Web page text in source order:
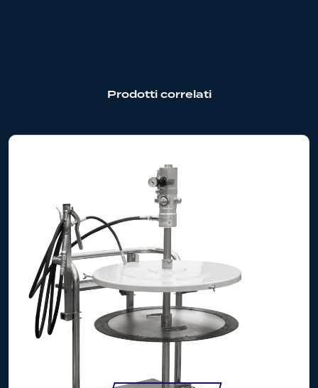
Prodotti correlati
KIT CARRELLATO GRASSO (FUSTI 20-30
KG) – GK1109